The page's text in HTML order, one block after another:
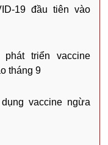
19 đầu tiên vào
triển vaccine
tháng 9
vaccine ngừa